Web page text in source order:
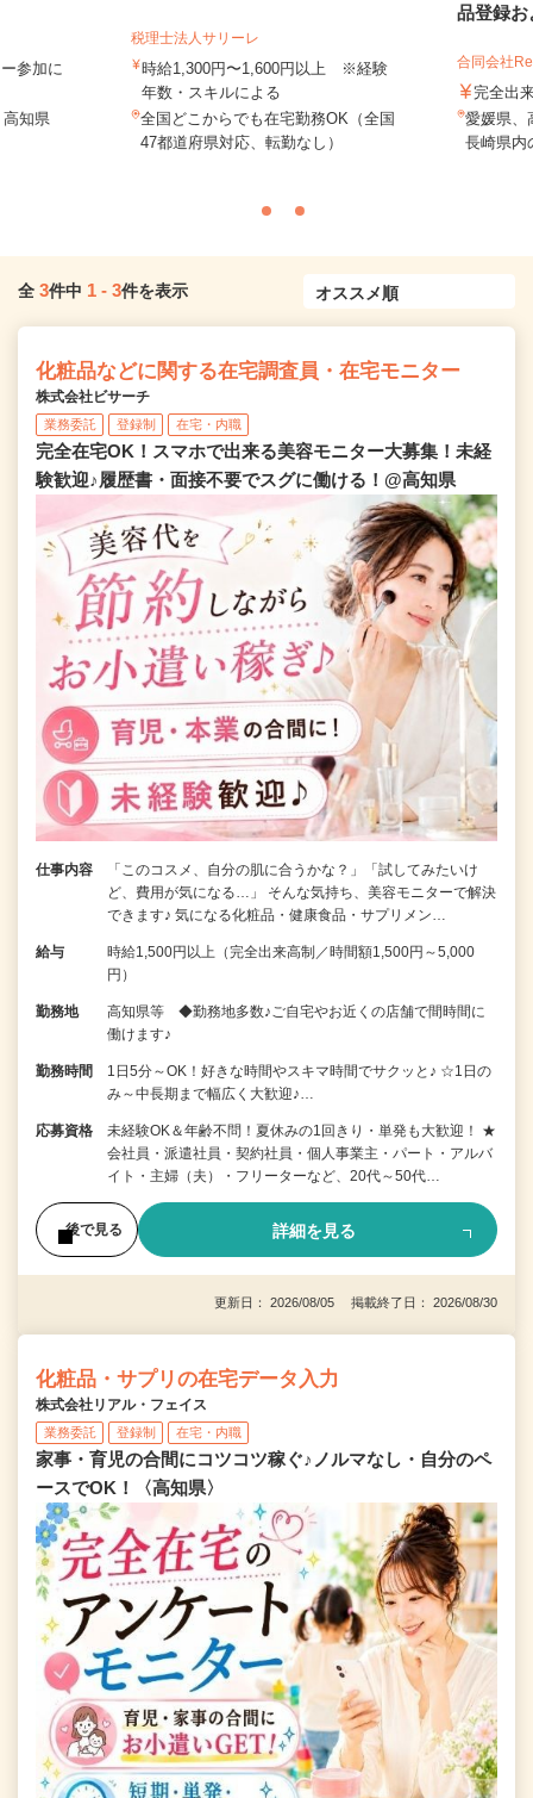
参加に
知県
税理士法人サリーレ
時給1,300円〜1,600円以上 ※経験
年数・スキルによる
全国どこからでも在宅勤務OK（全国
47都道府県対応、転勤なし）
品登録お
合同会社
完全出
愛媛県、
長崎県
全 3件中 1 - 3件を表示
化粧品などに関する在宅調査員・在宅モニター
株式会社ビサーチ
業務委託 登録制 在宅・内職
完全在宅OK！スマホで出来る美容モニター大募集！未経
験歓迎♪履歴書・面接不要でスグに働ける！@高知県
仕事内容
「このコスメ、自分の肌に合うかな？」「試してみたいけ
ど、費用が気になる…」 そんな気持ち、美容モニターで解決
できます♪ 気になる化粧品・健康食品・サプリメン…
給与
時給1,500円以上（完全出来高制／時間額1,500円～5,000
円）
勤務地
高知県等 ◆勤務地多数♪ご自宅やお近くの店舗で間時間に
働けます♪
勤務時間
1日5分～OK！好きな時間やスキマ時間でサクッと♪ ☆1日の
み～中長期まで幅広く大歓迎♪…
応募資格
未経験OK＆年齢不問！夏休みの1回きり・単発も大歓迎！ ★
会社員・派遣社員・契約社員・個人事業主・パート・アルバ
イト・主婦（夫）・フリーターなど、20代～50代…
後で見る 詳細を見る
更新日： 2026/08/05 掲載終了日： 2026/08/30
化粧品・サプリの在宅データ入力
株式会社リアル・フェイス
業務委託 登録制 在宅・内職
家事・育児の合間にコツコツ稼ぐ♪ノルマなし・自分のペ
ースでOK！〈高知県〉